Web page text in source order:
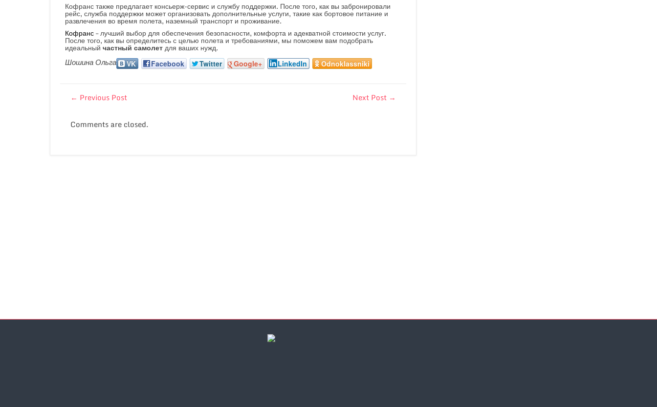
Кофранс также предлагает консьерж-сервис и службу поддержки. После того, как вы забронировали
рейс, служба поддержки может организовать дополнительные услуги, такие как бортовое питание и
развлечения во время полета, наземный транспорт и проживание.
Кофранс– лучший выбор для обеспечения безопасности, комфорта и адекватной стоимости услуг.
После того, как вы определитесь с целью полета и требованиями, мы поможем вам подобрать
идеальныйчастный самолетдля ваших нужд.
Шошина Ольга VK Facebook Twitter Google+ LinkedIn Odnoklassniki
← Previous Post Next Post →
Comments are closed.